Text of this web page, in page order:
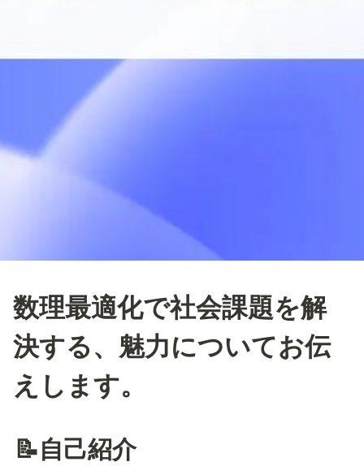
数理最適化で社会課題を解
決する、魅力についてお伝
えします。
📝自己紹介